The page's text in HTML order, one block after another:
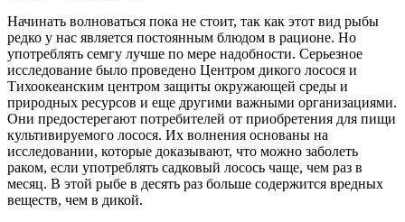
Начинать волноваться пока не стоит, так как этот вид рыбы
редко у нас является постоянным блюдом в рационе. Но
употреблять семгу лучше по мере надобности. Серьезное
исследование было проведено Центром дикого лосося и
Тихоокеанским центром защиты окружающей среды и
природных ресурсов и еще другими важными организациями.
Они предостерегают потребителей от приобретения для пищи
культивируемого лосося. Их волнения основаны на
исследовании, которые доказывают, что можно заболеть
раком, если употреблять садковый лосось чаще, чем раз в
месяц. В этой рыбе в десять раз больше содержится вредных
веществ, чем в дикой.